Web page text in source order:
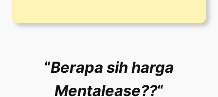
“Berapa sih harga
Mentalease??“